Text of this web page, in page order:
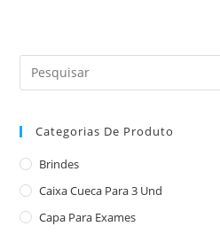
Categorias De Produto
Brindes
Caixa Cueca Para 3 Und
Capa Para Exames